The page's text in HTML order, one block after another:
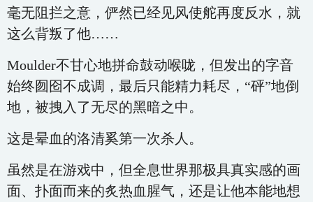
毫无阻拦之意，俨然已经见风使舵再度反水，就
这么背叛了他……
Moulder不甘心地拼命鼓动喉咙，但发出的字音
始终囫囵不成调，最后只能精力耗尽，“砰”地倒
地，被拽入了无尽的黑暗之中。
这是晕血的洛清奚第一次杀人。
虽然是在游戏中，但全息世界那极具真实感的画
面、扑面而来的炙热血腥气，还是让他本能地想